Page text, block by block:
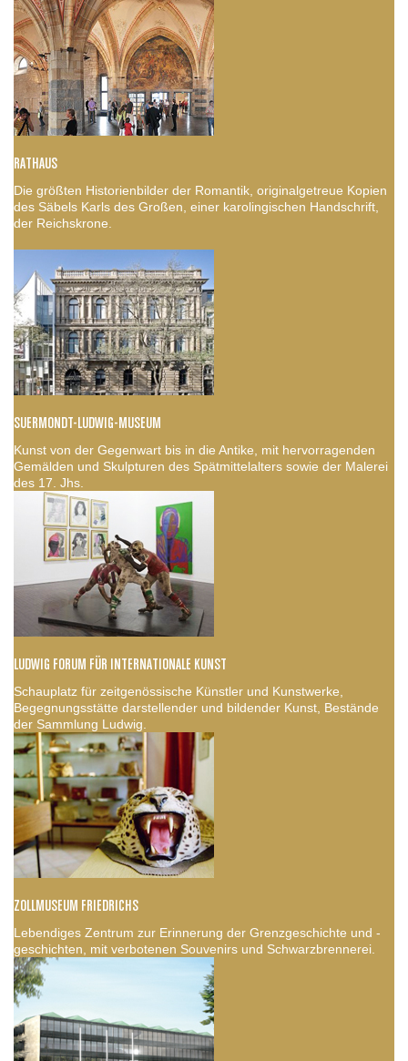
RATHAUS
Die größten Historienbilder der Romantik, originalgetreue Kopien
des Säbels Karls des Großen, einer karolingischen Handschrift,
der Reichskrone.
SUERMONDT-LUDWIG-MUSEUM
Kunst von der Gegenwart bis in die Antike, mit hervorragenden
Gemälden und Skulpturen des Spätmittelalters sowie der Malerei
des 17. Jhs.
LUDWIG FORUM FÜR INTERNATIONALE KUNST
Schauplatz für zeitgenössische Künstler und Kunstwerke,
Begegnungsstätte darstellender und bildender Kunst, Bestände
der Sammlung Ludwig.
ZOLLMUSEUM FRIEDRICHS
Lebendiges Zentrum zur Erinnerung der Grenzgeschichte und -
geschichten, mit verbotenen Souvenirs und Schwarzbrennerei.